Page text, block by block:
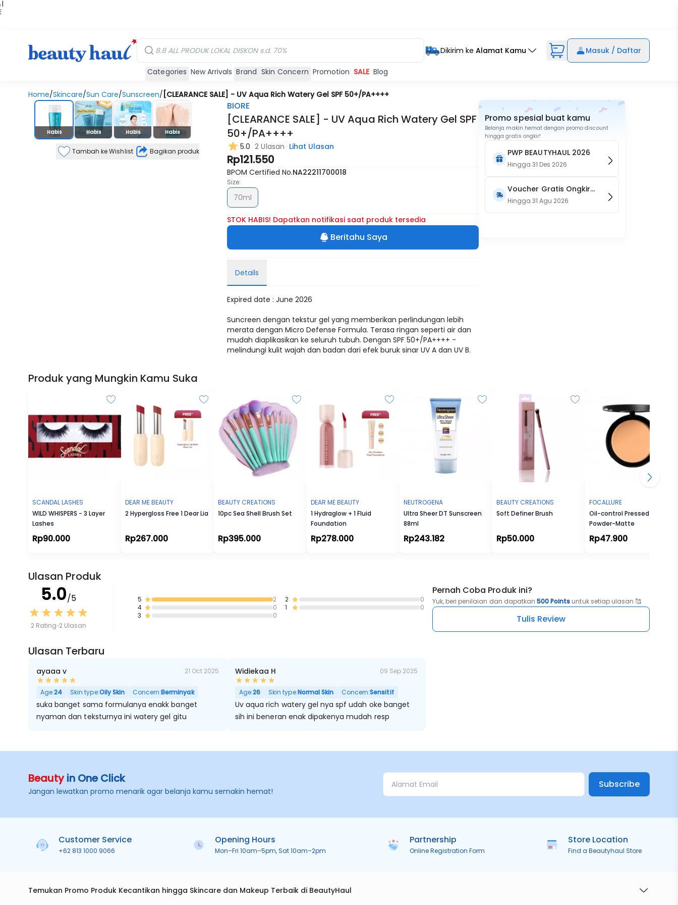
|
Dikirim ke Alamat Kamu Masuk / Daftar
Categories New Arrivals Brand Skin Concern Promotion SALE Blog
Home/Skincare/Sun Care/Sunscreen/ [CLEARANCE SALE] - UV Aqua Rich Watery Gel SPF 50+/PA++++
Habis Habis Habis Habis
Tambah ke Wishlist Bagikan produk
BIORE
[CLEARANCE SALE] - UV Aqua Rich Watery Gel SPF
50+/PA++++
5.0 2 Ulasan Lihat Ulasan
Rp121.550
BPOM Certified No.NA22211700018
Size:
70ml
STOK HABIS! Dapatkan notifikasi saat produk tersedia
Beritahu Saya
Details
Expired date : June 2026
Suncreen dengan tekstur gel yang memberikan perlindungan lebih
merata dengan Micro Defense Formula. Terasa ringan seperti air dan
mudah diaplikasikan ke seluruh tubuh. Dengan SPF 50+/PA++++ -
melindungi kulit wajah dan badan dari efek buruk sinar UV A dan UV B.
Promo spesial buat kamu
Belanja makin hemat dengan promo discount
hingga gratis ongkir!
PWP BEAUTYHAUL 2026
Hingga31 Des 2026
Voucher Gratis Ongkir
15RB (Only on Website)
Hingga31 Agu 2026
Produk yang Mungkin Kamu Suka
SCANDAL LASHES
WILD WHISPERS - 3 Layer
Lashes
Rp90.000
DEAR ME BEAUTY
2 Hypergloss Free 1 Dear Lia
Rp267.000
BEAUTY CREATIONS
10pc Sea Shell Brush Set
Rp395.000
DEAR ME BEAUTY
1 Hydraglow + 1 Fluid
Foundation
Rp278.000
NEUTROGENA
Ultra Sheer DT Sunscreen
88ml
Rp243.182
BEAUTY CREATIONS
Soft Definer Brush
Rp50.000
FOCALLURE
Oil-control Pressed
Powder-Matte
Rp47.900
Ulasan Produk
5.0/5
2 Rating 2 Ulasan
5
2
4
0
3
0
2
0
1
0
Pernah Coba Produk ini?
Yuk, beri penilaian dan dapatkan 500 Points untuk setiap ulasan 🥰
Tulis Review
Ulasan Terbaru
ayaaa v 21 Oct 2025
Age:24 Skin type:Oily Skin Concern:Berminyak
suka banget sama formulanya enakk banget
nyaman dan teksturnya ini watery gel gitu
Widiekaa H 09 Sep 2025
Age:26 Skin type:Normal Skin Concern:Sensitif
Uv aqua rich watery gel nya spf udah oke banget
sih ini beneran enak dipakenya mudah resp
Beautyin One Click
Jangan lewatkan promo menarik agar belanja kamu semakin hemat!
Subscribe
Customer Service
+62 813 1000 9066
Opening Hours
Mon–Fri 10am–5pm, Sat 10am–2pm
Partnership
Online Registration Form
Store Location
Find a Beautyhaul Store
Temukan Promo Produk Kecantikan hingga Skincare dan Makeup Terbaik di BeautyHaul